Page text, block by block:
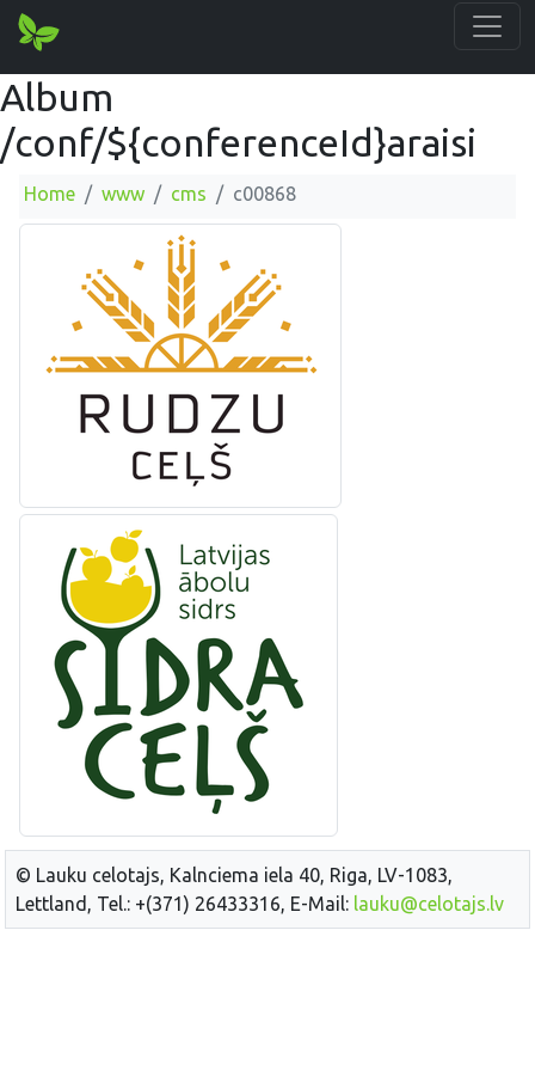
Album
/conf/${conferenceId}araisi
Home www cms c00868
© Lauku celotajs, Kalnciema iela 40, Riga, LV-1083,
Lettland, Tel.: +(371) 26433316, E-Mail: lauku@celotajs.lv